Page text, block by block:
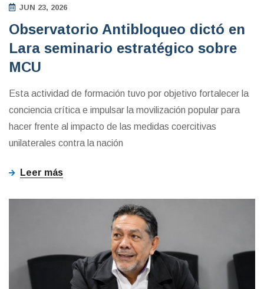
JUN 23, 2026
Observatorio Antibloqueo dictó en
Lara seminario estratégico sobre
MCU
Esta actividad de formación tuvo por objetivo fortalecer la
conciencia crítica e impulsar la movilización popular para
hacer frente al impacto de las medidas coercitivas
unilaterales contra la nación
Leer más